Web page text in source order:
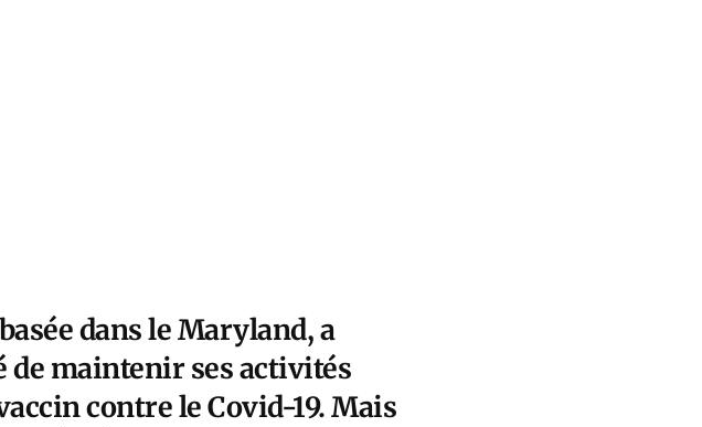
dans le Maryland, a
de maintenir ses activités
contre le Covid-19. Mais